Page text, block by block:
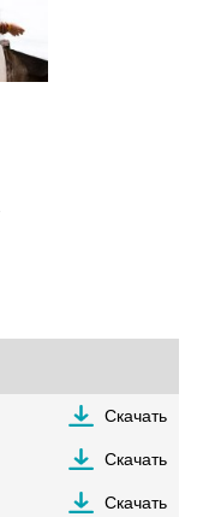
Скачать
Скачать
Скачать